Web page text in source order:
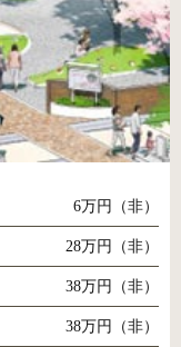
6万円（非）
28万円（非）
38万円（非）
38万円（非）